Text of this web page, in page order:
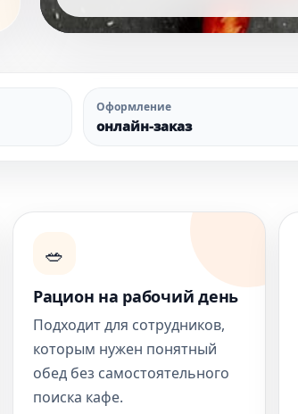
Оформление
онлайн-заказ
🥗
Рацион на рабочий день
Подходит для сотрудников,
которым нужен понятный
обед без самостоятельного
поиска кафе.